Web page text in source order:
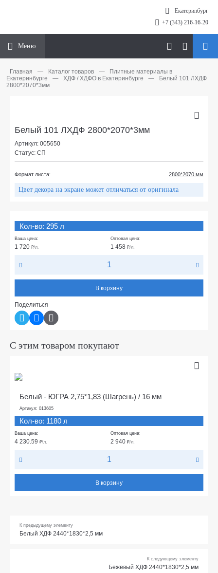
Екатеринбург
+7 (343) 216-16-20
Меню
Главная — Каталог товаров —
Плитные материалы в
Екатеринбурге
— ХДФ / ХДФО в Екатеринбурге —
Белый 101 ЛХДФ
2800*2070*3мм
Белый 101 ЛХДФ 2800*2070*3мм
Артикул: 005650
Статус: СП
Формат листа: 2800*2070 мм
Цвет декора на экране может отличаться от оригинала
Кол-во: 295 л
Ваша цена:
1 720 ₽/л.
Оптовая цена:
1 458 ₽/л.
В корзину
Поделиться
С этим товаром покупают
Белый - ЮГРА 2,75*1,83 (Шагрень) / 16 мм
Артикул: 013605
Кол-во: 1180 л
Ваша цена:
4 230.59 ₽/л.
Оптовая цена:
2 940 ₽/л.
В корзину
К предыдущему элементу
Белый ХДФ 2440*1830*2,5 мм
К следующему элементу
Бежевый ХДФ 2440*1830*2,5 мм